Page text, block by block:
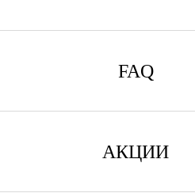
FAQ
АКЦИИ